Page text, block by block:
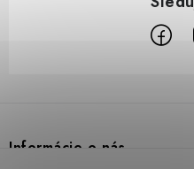
pInformácie o nás